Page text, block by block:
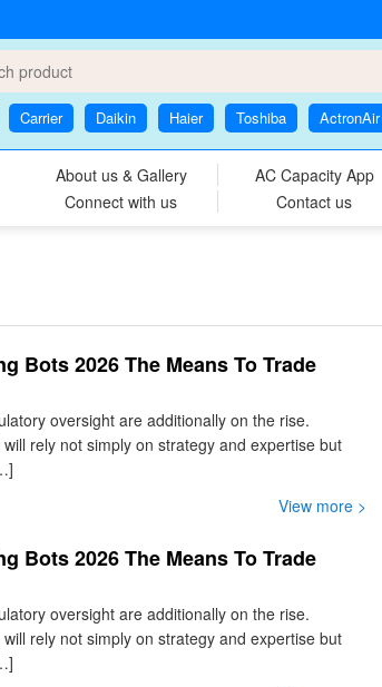
Carrier Daikin Haier Toshiba ActronAir
About us & Gallery AC Capacity App
Connect with us
Contact us
Bots 2026 The Means To Trade
oversight are additionally on the rise.
rely not simply on strategy and expertise but
View more >
Bots 2026 The Means To Trade
oversight are additionally on the rise.
rely not simply on strategy and expertise but